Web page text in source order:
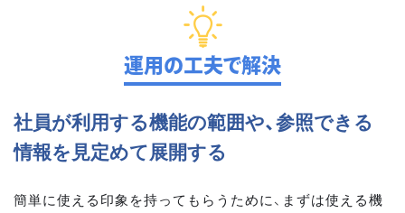
運用の工夫で解決
社員が利用する機能の範囲や、参照できる
情報を見定めて展開する
簡単に使える印象を持ってもらうために、まずは使える機